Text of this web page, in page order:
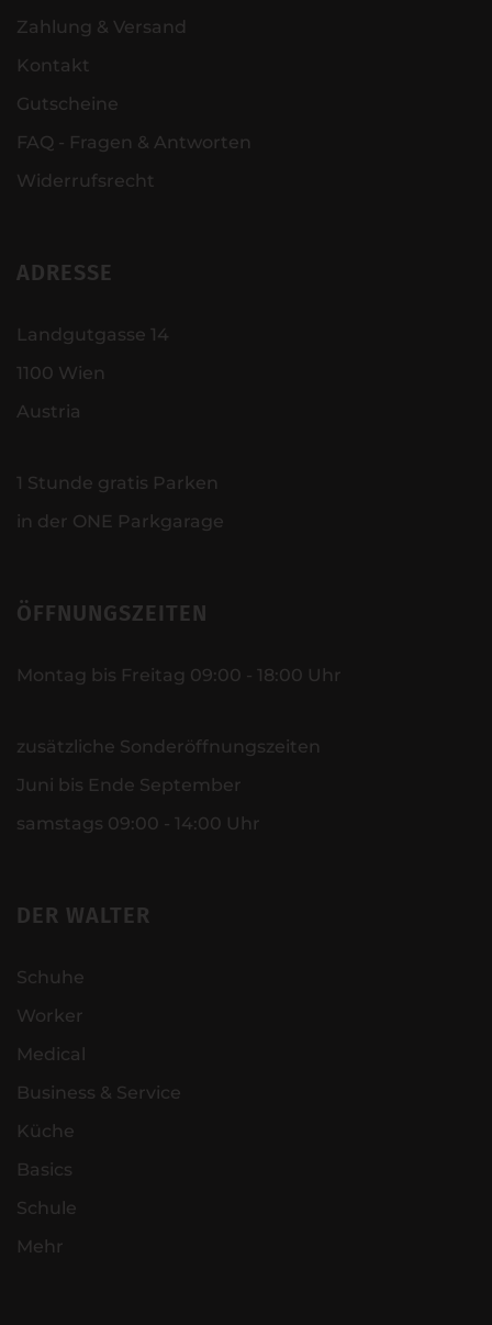
Zahlung & Versand
Kontakt
Gutscheine
FAQ - Fragen & Antworten
Widerrufsrecht
ADRESSE
Landgutgasse 14
1100 Wien
Austria
1 Stunde gratis Parken
in der ONE Parkgarage
ÖFFNUNGSZEITEN
Montag bis Freitag 09:00 - 18:00 Uhr
zusätzliche Sonderöffnungszeiten
Juni bis Ende September
samstags 09:00 - 14:00 Uhr
DER WALTER
Schuhe
Worker
Medical
Business & Service
Küche
Basics
Schule
Mehr